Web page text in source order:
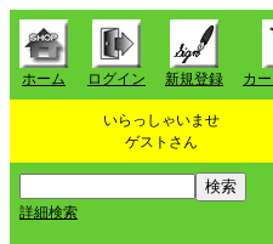
ホーム ログイン 新規登録 カ
いらっしゃいませ
ゲストさん
詳細検索